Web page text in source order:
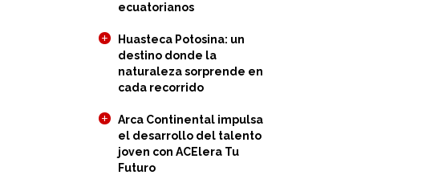
ecuatorianos
Huasteca Potosina: un
destino donde la
naturaleza sorprende en
cada recorrido
Arca Continental impulsa
el desarrollo del talento
joven con ACElera Tu
Futuro